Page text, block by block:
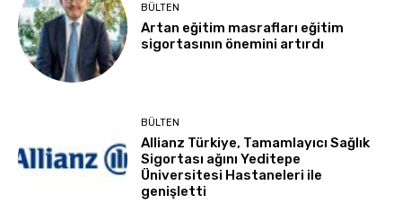
BÜLTEN
Artan eğitim masrafları eğitim
sigortasının önemini artırdı
BÜLTEN
Allianz Türkiye, Tamamlayıcı Sağlık
Sigortası ağını Yeditepe
Üniversitesi Hastaneleri ile
genişletti